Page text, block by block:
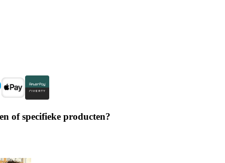
of specifieke producten?